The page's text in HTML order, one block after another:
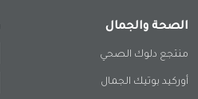
الصحة والجمال
منتجع دلوك الصحي
أوركيد بوتيك الجمال